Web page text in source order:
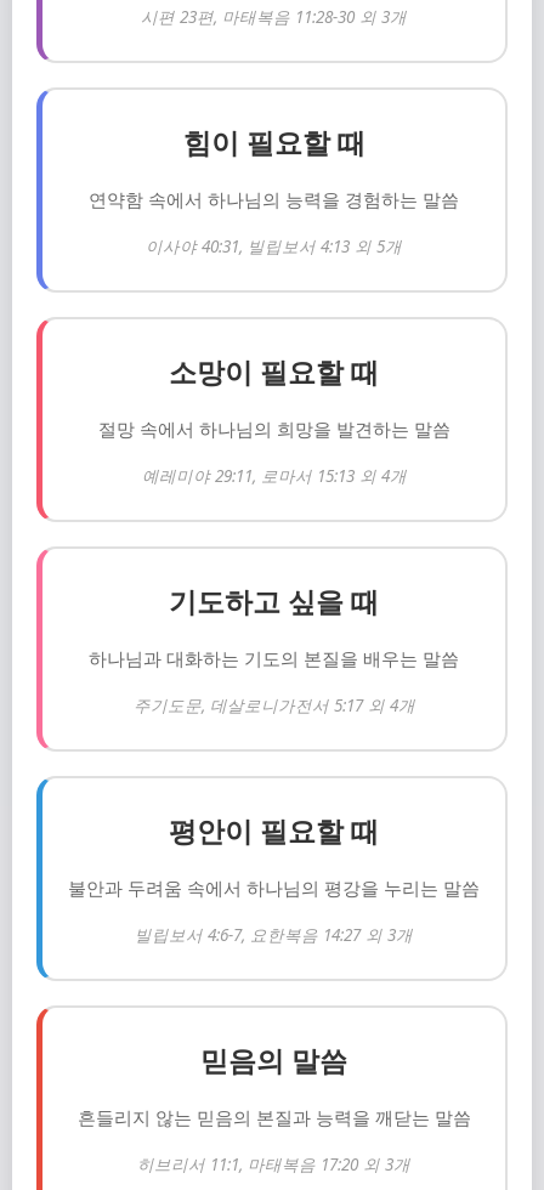
시편 23편, 마태복음 11:28-30 외 3개
힘이 필요할 때
연약함 속에서 하나님의 능력을 경험하는 말씀
이사야 40:31, 빌립보서 4:13 외 5개
소망이 필요할 때
절망 속에서 하나님의 희망을 발견하는 말씀
예레미야 29:11, 로마서 15:13 외 4개
기도하고 싶을 때
하나님과 대화하는 기도의 본질을 배우는 말씀
주기도문, 데살로니가전서 5:17 외 4개
평안이 필요할 때
불안과 두려움 속에서 하나님의 평강을 누리는 말씀
빌립보서 4:6-7, 요한복음 14:27 외 3개
믿음의 말씀
흔들리지 않는 믿음의 본질과 능력을 깨닫는 말씀
히브리서 11:1, 마태복음 17:20 외 3개